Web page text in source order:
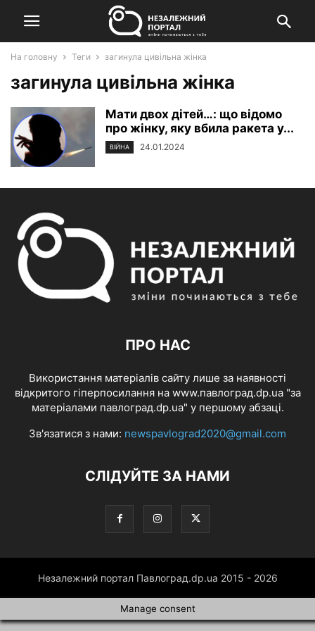
На головну Теги загинула цивільна жінка
загинула цивільна жінка
Мати двох дітей…: що відомо
про жінку, яку вбила ракета у...
ВІЙНА 24.01.2024
ПРО НАС
Використання матеріалів сайту лише за наявності
відкритого гіперпосилання на www.павлоград.dp.ua "за
матеріалами павлоград.dp.ua" у першому абзаці.
Зв'язатися з нами: newspavlograd2020@gmail.com
СЛІДУЙТЕ ЗА НАМИ
Незалежний портал Павлоград.dp.ua 2015 - 2026
Manage consent